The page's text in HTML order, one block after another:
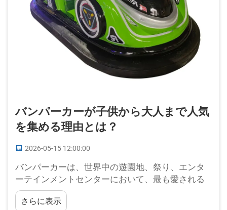
バンパーカーが子供から大人まで人気
を集める理由とは？
2026-05-15 12:00:00
バンパーカーは、世界中の遊園地、祭り、エンタ
ーテインメントセンターにおいて、最も愛される
アトラクションの一つとしてその地位を長年にわ
たり維持してきました。このスリル満点のライド
さらに表示